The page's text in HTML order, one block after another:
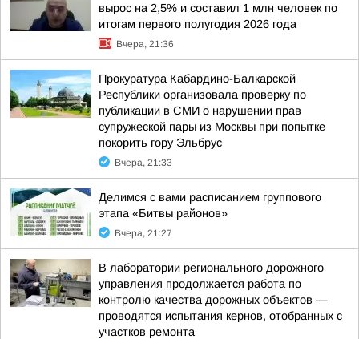
вырос на 2,5% и составил 1 млн человек по
итогам первого полугодия 2026 года
Вчера, 21:36
Прокуратура Кабардино-Балкарской
Республики организовала проверку по
публикации в СМИ о нарушении прав
супружеской пары из Москвы при попытке
покорить гору Эльбрус
Вчера, 21:33
Делимся с вами расписанием группового
этапа «Битвы районов»
Вчера, 21:27
В лаборатории регионального дорожного
управления продолжается работа по
контролю качества дорожных объектов —
проводятся испытания кернов, отобранных с
участков ремонта